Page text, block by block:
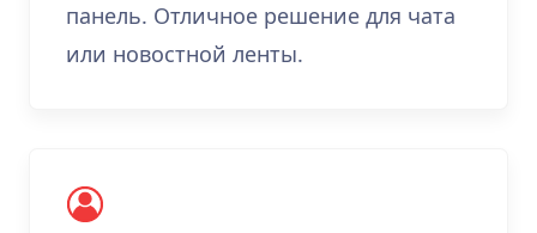
панель. Отличное решение для чата
или новостной ленты.